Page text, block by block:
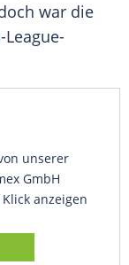
war die
unserer
GmbH
anzeigen